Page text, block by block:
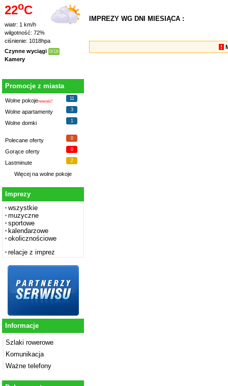
22oC
wiatr: 1 km/h
wilgotność: 72%
ciśnienie: 1018hpa
Czynne wyciągi 0/18
Kamery
Promocje z miasta
Wolne pokojenowość!
11
Wolne apartamenty 3
Wolne domki 1
Polecane oferty 0
Gorące oferty 0
Lastminute 2
Więcej na wolne pokoje
Imprezy
wszystkie
muzyczne
sportowe
kalendarzowe
okolicznościowe
relacje z imprez
Informacje
Szlaki rowerowe
Komunikacja
Ważne telefony
IMPREZY WG DNI MIESIĄCA :
!